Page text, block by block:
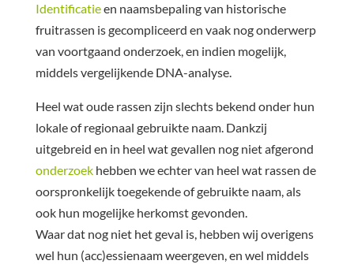
Identificatieen naamsbepaling van historische
fruitrassen is gecompliceerd en vaak nog onderwerp
van voortgaand onderzoek, en indien mogelijk,
middels vergelijkende DNA-analyse.
Heel wat oude rassen zijn slechts bekend onder hun
lokale of regionaal gebruikte naam. Dankzij
uitgebreid en in heel wat gevallen nog niet afgerond
onderzoekhebben we echter van heel wat rassen de
oorspronkelijk toegekende of gebruikte naam, als
ook hun mogelijke herkomst gevonden.
Waar dat nog niet het geval is, hebben wij overigens
wel hun (acc)essienaam weergeven, en wel middels